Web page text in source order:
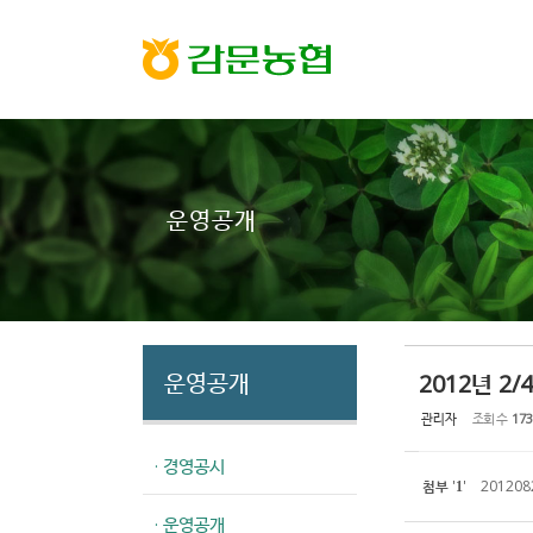
운영공개
운영공개
· 경영공시
· 운영공개
2012년 2/
관리자 조회 수 173
첨부 '1'